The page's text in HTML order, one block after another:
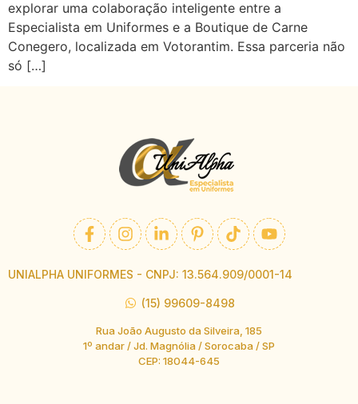
explorar uma colaboração inteligente entre a
Especialista em Uniformes e a Boutique de Carne
Conegero, localizada em Votorantim. Essa parceria não
só […]
UNIALPHA UNIFORMES - CNPJ: 13.564.909/0001-14
(15) 99609-8498
Rua João Augusto da Silveira, 185
1º andar / Jd. Magnólia / Sorocaba / SP
CEP: 18044-645